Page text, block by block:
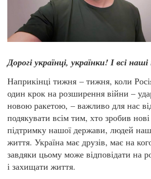
Дорогі українці, українки! І всі
Наприкінці тижня – тижня, коли
один крок на розширення війни –
новою ракетою, – важливо для нас
подякувати всім тим, хто зробив
підтримку нашої держави, людей
життя. Україна має друзів, має на
завдяки цьому може відповідати на
і захищати життя.